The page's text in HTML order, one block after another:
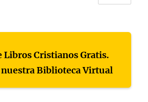
Libros Cristianos Gratis.
nuestra Biblioteca Virtual